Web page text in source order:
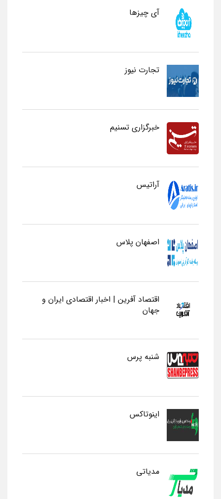
آی چیزها
تجارت نیوز
خبرگزاری تسنیم
آراتیس
اصفهان پلاس
اقتصاد آفرین | اخبار اقتصادی ایران و
جهان
شنبه پرس
اینوتاکس
مدیاتی